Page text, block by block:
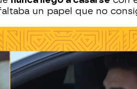
un papel que no
Ángeles Grajal